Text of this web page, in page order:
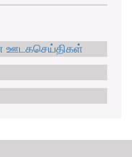
ஊடகசெய்திகள்